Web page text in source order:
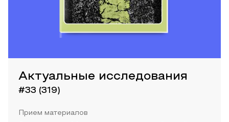
Актуальные исследования
#33 (319)
Прием материалов